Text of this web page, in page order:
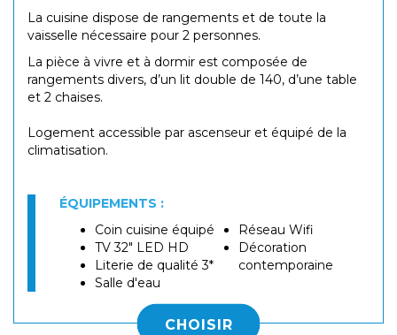
La cuisine dispose de rangements et de toute la
vaisselle nécessaire pour 2 personnes.
La pièce à vivre et à dormir est composée de
rangements divers, d’un lit double de 140, d’une table
et 2 chaises.
Logement accessible par ascenseur et équipé de la
climatisation.
ÉQUIPEMENTS :
Coin cuisine équipé
TV 32" LED HD
Literie de qualité 3*
Salle d'eau
Réseau Wifi
Décoration
contemporaine
CHOISIR